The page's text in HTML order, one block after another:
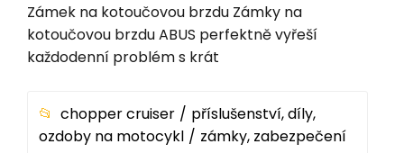
Zámek na kotoučovou brzdu Zámky na
kotoučovou brzdu ABUS perfektně vyřeší
každodenní problém s krát
chopper cruiser
příslušenství, díly,
ozdoby na motocykl
zámky, zabezpečení